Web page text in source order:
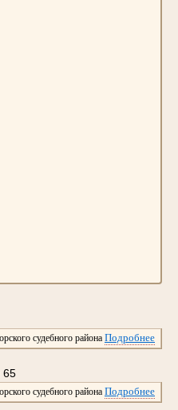
судебного района Подробнее
судебного района Подробнее